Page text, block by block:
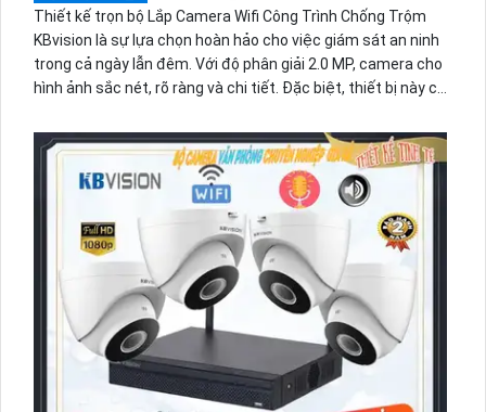
Thiết kế trọn bộ Lắp Camera Wifi Công Trình Chống Trộm
KBvision là sự lựa chọn hoàn hảo cho việc giám sát an ninh
trong cả ngày lẫn đêm. Với độ phân giải 2.0 MP, camera cho
hình ảnh sắc nét, rõ ràng và chi tiết. Đặc biệt, thiết bị này có
còn cả vào ban đêm nhờ vào công nghệ tiên tiến. Việc cài
đặt và sử dụng trên thiết bị di động cũng rất dễ dàng, giúp
người dùng quản lý và giám sát từ xa một cách tiện lợi và